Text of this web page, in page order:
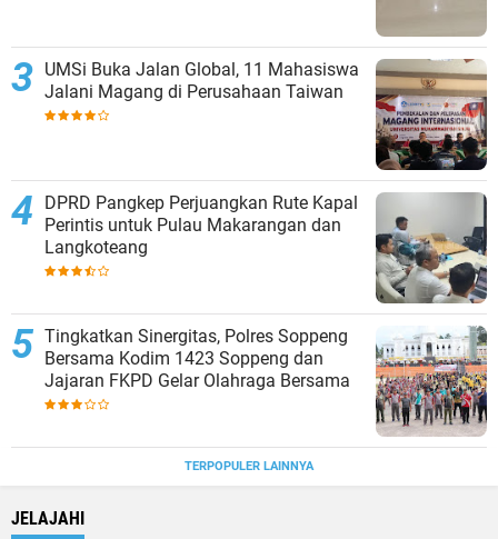
UMSi Buka Jalan Global, 11 Mahasiswa
Jalani Magang di Perusahaan Taiwan
DPRD Pangkep Perjuangkan Rute Kapal
Perintis untuk Pulau Makarangan dan
Langkoteang
Tingkatkan Sinergitas, Polres Soppeng
Bersama Kodim 1423 Soppeng dan
Jajaran FKPD Gelar Olahraga Bersama
TERPOPULER LAINNYA
JELAJAHI